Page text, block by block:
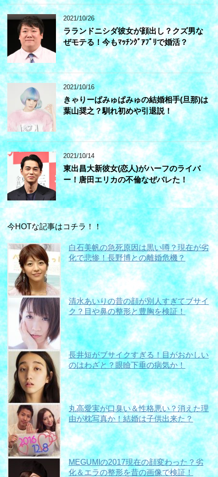
2021/10/26
ラランドニシダ彼女が顔出し？クズ男な
ぜモテる！今もﾏｯﾁﾝｸﾞｱﾌﾟﾘで婚活？
2021/10/16
きゃりーぱみゅぱみゅの結婚相手(旦那)は
葉山奨之？馴れ初めや引退説！
2021/10/14
東出昌大新彼女(恋人)がハーフのライバ
ー！唐田エリカの不倫なぜバレた！
今HOTな記事はコチラ！！
白石美帆の急死原因は黒い噂？現在が劣
化で悲惨！長野博との離婚危機？
清水あいりの昔の顔が別人すぎてブサイ
ク？目や鼻の整形と豊胸を検証！
長井短がブサイクすぎる！目がおかしい
のはわざと？眼瞼下垂の病気か！
丸高愛実が口臭い＆性格悪い？消えた理
由が枕写真か！結婚は子供出来た？
MEGUMIの2017現在の顔変わった？劣
化＆エラの整形を昔の画像で検証！